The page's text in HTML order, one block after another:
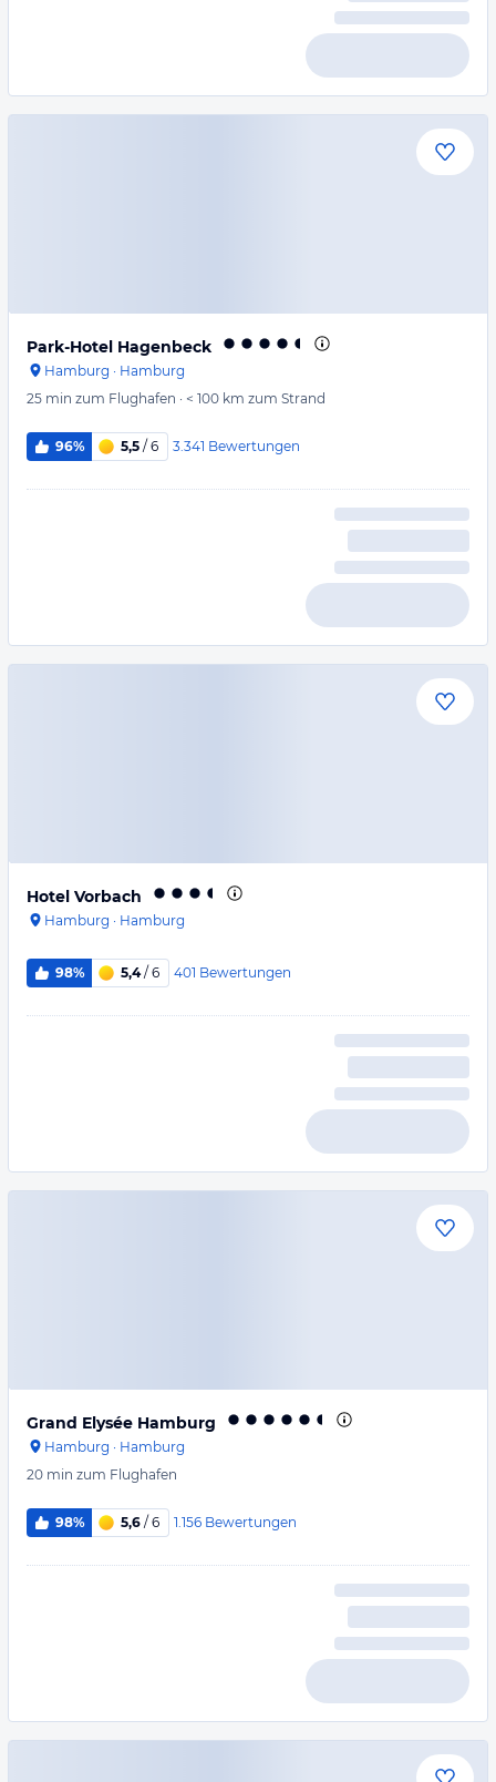
Park-Hotel Hagenbeck
Hamburg · Hamburg
25 min zum Flughafen · < 100 km zum Strand
96% 5,5 / 6 3.341 Bewertungen
Hotel Vorbach
Hamburg · Hamburg
98% 5,4/ 6 401 Bewertungen
Grand Elysée Hamburg
Hamburg · Hamburg
20 min zum Flughafen
98% 5,6 / 6 1.156 Bewertungen